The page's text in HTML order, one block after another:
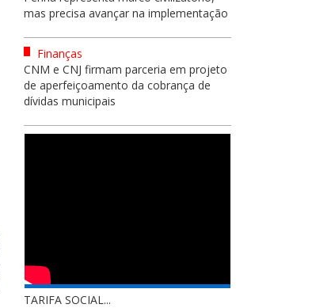
mas precisa avançar na implementação
Finanças
CNM e CNJ firmam parceria em projeto
de aperfeiçoamento da cobrança de
dívidas municipais
TARIFA SOCIAL...